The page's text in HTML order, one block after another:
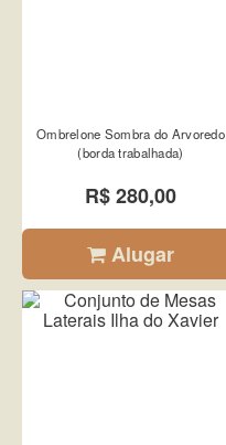
Ombrelone Sombra do Arvoredo
(borda trabalhada)
R$ 280,00
Alugar